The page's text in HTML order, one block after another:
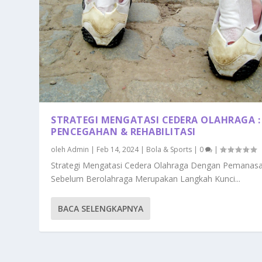
STRATEGI MENGATASI CEDERA OLAHRAGA :
PENCEGAHAN & REHABILITASI
olehAdmin | Feb 14, 2024| Bola & Sports | 0 |
Strategi Mengatasi Cedera Olahraga Dengan
Sebelum Berolahraga Merupakan Langkah Kunci...
BACA SELENGKAPNYA